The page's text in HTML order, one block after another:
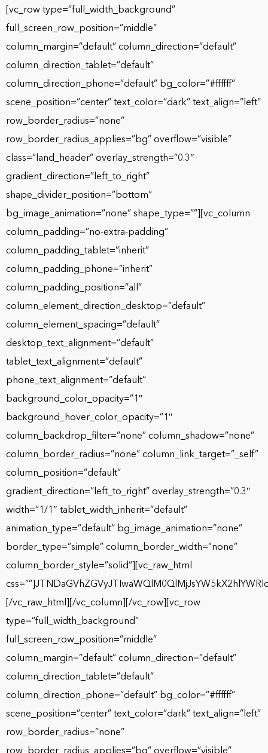
[vc_row type=”full_width_background” full_screen_row_position=”middle” column_margin=”default” column_direction=”default” column_direction_tablet=”default” column_direction_phone=”default” bg_color=”#ffffff” scene_position=”center” text_color=”dark” text_align=”left” row_border_radius=”none” row_border_radius_applies=”bg” overflow=”visible” class=”land_header” overlay_strength=”0.3″ gradient_direction=”left_to_right” shape_divider_position=”bottom” bg_image_animation=”none” shape_type=””][vc_column column_padding=”no-extra-padding” column_padding_tablet=”inherit” column_padding_phone=”inherit” column_padding_position=”all” column_element_direction_desktop=”default” column_element_spacing=”default” desktop_text_alignment=”default” tablet_text_alignment=”default” phone_text_alignment=”default” background_color_opacity=”1″ background_hover_color_opacity=”1″ column_backdrop_filter=”none” column_shadow=”none” column_border_radius=”none” column_link_target=”_self” column_position=”default” gradient_direction=”left_to_right” overlay_strength=”0.3″ width=”1/1″ tablet_width_inherit=”default” animation_type=”default” bg_image_animation=”none” border_type=”simple” column_border_width=”none” column_border_style=”solid”][vc_raw_html css=””]JTNDaGVhZGVyJTIwaWQlM0QlMjJsYW5kX2hlYWRlciUyMiUzRSUwQSUyMCUyMCUzQ2RpdiUyMGNsYXNzJTNEJTIyaW5uJTIyJTNFJTBBJTIwJTIwJTIwJTIwJTNDYSUyMGhyZWYlM0QlMjJodHRwcyUzQSUyRiUyRmxvY2FsZXllc2l0LmNvbSUyRnNhbi1hbnRvbmlvLXZpZGVvLXByb2R1Y3Rpb24tY29tcGFueSUyRiUyMiUyMGNsYXNzJTNEJTIybG9nbyUyMiUzRSUwQSUyMCUyMCUyMCUyMCUyMCUyMCUzQ2ltZyUyMHNyYyUzRCUyMmh0dHBzJTNBJTJGJTJGbG9jYWxleWVzaXQuY29tJTJGd3AtY29udGVudCUyRnVwbG9hZHMlMkYyMDIwJTJGMTElMkZsb2dvLnBuZyUyMiUyMGFsdCUzRCUyMmltYWdlJTIyJTNFJTBBJTIwJTIwJTIwJTIwJTNDJTJGYSUzRSUwQSUyMCUyMCUyMCUyMCUzQ3VsJTNFJTBBJTIwJTIwJTNDbGklM0UlM0NhJTIwaHJlZiUzRCUyMmh0dHBzJTNBJTJGJTJGbG9jYWxleWVzaXQuY29tJTJGc2FuLWFudG9uaW8tdmlkZW8tcHJvZHVjdGlvbi1jb21wYW55JTJGJTIzYWJvdXQlMjIlM0VBYm91dCUyMFVzJTNDJTJGYSUzRSUzQyUyRmxpJTNFJTBBJTIwJTIwJTNDbGklM0UlM0NhJTIwaHJlZiUzRCUyMmh0dHBzJTNBJTJGJTJGbG9jYWxleWVzaXQuY29tJTJGc2FuLWFudG9uaW8tdmlkZW8tcHJvZHVjdGlvbi1jb21wYW55JTJGJTIzdGVzdGltb25pYWxzJTIyJTNFVGVzdGltb25pYWxzJTNDJTJGYSUzRSUzQyUyRmxpJTNFJTBBJTBBJTIwJTIwJTNDbGklMjBjbGFzcyUzRCUyMmhhcy1zdWJtZW51JTIyJTNFJTBBJTIwJTIwJTIwJTIwJTNDYSUyMGhyZWYlM0QlMjJodHRwcyUzQSUyRiUyRmxvY2FsZXllc2l0LmNvbSUyRm91ci1sb2NhdGlvbnMlMkYlMjIlM0VMb2NhdGlvbnMlM0MlMkZhJTNFJTBBJTBBJTIwJTIwJTIwJTIwJTNDdWwlMjBjbGFzcyUzRCUyMnN1Yi1tZW51JTIyJTNFJTBBJTIwJTIwJTIwJTIwJTIwJTIwJTNDbGklM0UlM0NhJTIwaHJlZiUzRCUyMmh0dHBzJTNBJTJGJTJGbG9jYWxleWVzaXQuY29tJTJGYmVzdC12aWRlby1wcm9kdWN0aW9uLWNvbXBhbnktbWlhbWklMkYlMjIlM0VNaWFtaSUzQyUyRmElM0UlM0MlMkZsaSUzRSUwQSUyMCUyMCUyMCUyMCUyMCUyMCUzQ2xpJTNFJTNDYSUyMGhyZWYlM0QlMjJodHRwcyUzQSUyRiUyRmxvY2FsZXllc2l0LmNvbSUyRmJlc3QtdmlkZW8tcHJvZHVjdGlvbi1jb21wYW55LW55YyUyRiUyMiUzRU5ldyUyMFlvcmslM0MlMkZhJTNFJTNDJTJGbGklM0UlMEElMjAlMjAlMjAlMjAlMjAlMjAlM0NsaSUzRSUzQ2ElMjBocmVmJTNEJTIyaHR0cHMlM0ElMkYlMkZsb2NhbGV5ZXNpdC5jb20lMkZsb3MtYW5nZWxlcy12aWRlby1wcm9kdWN0aW9uLWNvbXBhbnklMkYlMjIlM0VMb3MlMjBBbmdlbGVzJTNDJTJGYSUzRSUzQyUyRmxpJTNFJTBBJTIwJTIwJTIwJTIwJTIwJTIwJTNDbGklM0UlM0NhJTIwaHJlZiUzRCUyMmh0dHBzJTNBJTJGJTJGbG9jYWxleWVzaXQuY29tJTJGYmVzdC12aWRlby1wcm9kdWN0aW9uLWNvbXBhbnktYXRsYW50YSUyRiUyMiUzRUF0bGFudGElM0MlMkZhJTNFJTNDJTJGbGklM0UlMEElMjAlMjAlMjAlMjAlMjAlMjAlM0NsaSUzRSUzQ2ElMjBocmVmJTNEJTIyaHR0cHMlM0ElMkYlMkZsb2NhbGV5ZXNpdC5jb20lMkZiZXN0LXZpZGVvLXByb2R1Y3Rpb24tY29tcGFueS1hdXN0aW4lMkYlMjIlM0VBdXN0aW4lM0MlMkZhJTNFJTNDJTJGbGklM0UlMEElMjAlMjAlMjAlMjAlMjAlMjAlM0NsaSUzRSUzQ2ElMjBocmVmJTNEJTIyaHR0cHMlM0ElMkYlMkZsb2NhbGV5ZXNpdC5jb20lMkZiZXN0LXZpZGVvLXByb2R1Y3Rpb24tY29tcGFueS1zYW4tZGllZ28lMkYlMjIlM0VTYW4lMjBEaWVnbyUzQyUyRmElM0UlM0MlMkZsaSUzRSUwQSUyMCUyMCUyMCUyMCUyMCUyMCUzQ2xpJTNFJTNDYSUyMGhyZWYlM0QlMjJodHRwcyUzQSUyRiUyRmxvY2FsZXllc2l0LmNvbSUyRmJlc3QtdmlkZW8tcHJvZHVjdGlvbi1jb21wYW55LWRhbGxhcyUyRiUyMiUzRURhbGxhcyUzQyUyRmElM0UlM0MlMkZsaSUzRSUwQSUyMCUyMCUyMCUyMCUyMCUyMCUzQ2xpJTNFJTNDYSUyMGhyZWYlM0QlMjJodHRwcyUzQSUyRiUyRmxvY2FsZXllc2l0LmNvbSUyRmJlc3QtdmlkZW8tcHJvZHVjdGlvbi1jb21wYW55LWRlbnZlciUyRiUyMiUzRURlbnZlciUzQyUyRmElM0UlM0MlMkZsaSUzRSUwQSUyMCUyMCUyMCUyMCUyMCUyMCUzQ2xpJTNFJTNDYSUyMGhyZWYlM0QlMjJodHRwcyUzQSUyRiUyRmxvY2FsZXllc2l0LmNvbSUyRmJlc3QtdmlkZW8tcHJvZHVjdGlvbi1jb21wYW55LWJvc3RvbiUyRiUyMiUzRUJvc3RvbiUzQyUyRmElM0UlM0MlMkZsaSUzRSUwQSUyMCUyMCUyMCUyMCUyMCUyMCUzQ2xpJTNFJTNDYSUyMGhyZWYlM0QlMjJodHRwcyUzQSUyRiUyRmxvY2FsZXllc2l0LmNvbSUyRndhc2hpbmd0b24tZGMtdmlkZW8tcHJvZHVjdGlvbi1jb21wYW55JTJGJTIyJTNFV2FzaGluZ3RvbiUyMERDJTNDJTJGYSUzRSUzQyUyRmxpJTNFJTBBJTIwJTIwJTIwJTIwJTIwJTIwJTNDbGklM0UlM0NhJTIwaHJlZiUzRCUyMmh0dHBzJTNBJTJGJTJGbG9jYWxleWVzaXQuY29tJTJGYmVzdC12aWRlby1wcm9kdWN0aW9uLWNvbXBhbnktY2hpY2FnbyUyRiUyMiUzRUNoaWNhZ28lM0MlMkZhJTNFJTNDJTJGbGklM0UlMEElMjAlMjAlMjAlMjAlM0MlMkZ1bCUzRSUwQSUyMCUyMCUzQyUyRmxpJTNFJTBBJTBBJTIwJTIwJTNDbGklMjBjbGFzcyUzRCUyMmhhcy1zdWJtZW51JTIyJTNFJTBBJTIwJTIwJTIwJTIwJTNDYSUyMGhyZWYlM0QlMjIlMjMlMjIlM0VJbmR1c3RyaWVzJTNDJTJGYSUzRSUwQSUwQSUyMCUyMCUyMCUyMCUzQ3VsJTIwY2xhc3MlM0QlMjJzdWItbWVudSUyMiUzRSUwQSUyMCUyMCUyMCUyMCUyMCUyMCUzQ2xpJTNFJTNDYSUyMGhyZWYlM0QlMjJodHRwcyUzQSUyRiUyRmxvY2FsZXllc2l0LmNvbSUyRnZpZGVvLXByb2R1Y3Rpb24tZm9yLXRlY2glMkYlMjIlM0VUZWNoJTNDJTJGYSUzRSUzQyUyRmxpJTNFJTBBJTIwJTIwJTIwJTIwJTIwJTIwJTNDbGklM0UlM0NhJTIwaHJlZiUzRCUyMmh0dHBzJTNBJTJGJTJGbG9jYWxleWVzaXQuY29tJTJGdmlkZW8tcHJvZHVjdGlvbi1mb3ItZmluYW5jaWFsLXNlcnZpY2VzJTJGJTIyJTNFRmluYW5jaWFsJTNDJTJGYSUzRSUzQyUyRmxpJTNFJTBBJTIwJTIwJTIwJTIwJTIwJTIwJTNDbGklM0UlM0NhJTIwaHJlZiUzRCUyMmh0dHBzJTNBJTJGJTJGbG9jYWxleWVzaXQuY29tJTJGdmlkZW8tcHJvZHVjdGlvbi1mb3ItaGVhbHRoY2FyZSUyRiUyMiUzRUhlYWx0aGNhcmUlM0MlMkZhJTNFJTNDJTJGbGklM0UlMEElMjAlMjAlMjAlMjAlMjAlMjAlM0NsaSUzRSUzQ2ElMjBocmVmJTNEJTIyaHR0cHMlM0ElMkYlMkZsb2NhbGV5ZXNpdC5jb20lMkZ2aWRlby1wcm9kdWN0aW9uLWZvci1lZHVjYXRpb24lMkYlMjIlM0VFZHVjYXRpb24lM0MlMkZhJTNFJTNDJTJGbGklM0UlMEElMjAlMjAlMjAlMjAlMjAlMjAlM0NsaSUzRSUzQ2ElMjBocmVmJTNEJTIyaHR0cHMlM0ElMkYlMkZsb2NhbGV5ZXNpdC5jb20lMkZ2aWRlby1wcm9kdWN0aW9uLWZvci1yZWFsLWVzdGF0ZSUyRiUyMiUzRVJlYWwlMjBFc3RhdGUlM0MlMkZhJTNFJTNDJTJGbGklM0UlMEElMjAlMjAlMjAlMjAlMjAlMjAlM0NsaSUzRSUzQ2ElMjBocmVmJTNEJTIyaHR0cHMlM0ElMkYlMkZsb2NhbGV5ZXNpdC5jb20lMkZ2aWRlby1wcm9kdWN0aW9uLWZvci1yZXN0YXVyYW50cyUyRiUyMiUzRVJlc3RhdXJhbnQlM0MlMkZhJTNFJTNDJTJGbGklM0UlMEElMjAlMjAlMjAlMjAlMjAlMjAlM0NsaSUzRSUzQ2ElMjBocmVmJTNEJTIyaHR0cHMlM0ElMkYlMkZsb2NhbGV5ZXNpdC5jb20lMkZ2aWRlby1wcm9kdWN0aW9uLWZvci10cmF2ZWwtYnJhbmRzJTJGJTIyJTNFVHJhdmVsJTNDJTJGYSUzRSUzQyUyRmxpJTNFJTBBJTIwJTIwJTIwJTIwJTIwJTIwJTNDbGklM0UlM0NhJTIwaHJlZiUzRCUyMmh0dHBzJTNBJTJGJTJGbG9jYWxleWVzaXQuY29tJTJGdmlkZW8tcHJvZHVjdGlvbi1mb3ItZWNvbW1lcmNlJTJGJTIyJTNFRWNvbW1lcmNlJTNDJTJGYSUzRSUzQyUyRmxpJTNFJTBBJTIwJTIwJTIwJTIwJTIwJTIwJTNDbGklM0UlM0NhJTIwaHJlZiUzRCUyMmh0dHBzJTNBJTJGJTJGbG9jYWxleWVzaXQuY29tJTJGdmlkZW8tcHJvZHVjdGlvbi1mb3Itc3RhcnR1cHMlMkYlMjIlM0VTdGFydHVwJTNDJTJGYSUzRSUzQyUyRmxpJTNFJTBBJTIwJTIwJTIwJTIwJTNDJTJGdWwlM0UlMEElMjAlMjAlM0MlMkZsaSUzRSUwQSUwQSUwQSUzQ2xpJTIwY2xhc3MlM0QlMjJoYXMtc3VibWVudSUyMiUzRSUwQSUyMCUyMCUyMCUyMCUzQ2ElMjBocmVmJTNEJTIyJTIzJTIyJTNFVmlkZW8lMjBUeXBlcyUzQyUyRmElM0UlMEElMEElMjAlMjAlMjAlMjAlM0N1bCUyMGNsYXNzJTNEJTIyc3ViLW1lbnUlMjIlM0UlMEElMjAlMjAlMjAlMjAlMjAlMjAlM0NsaSUzRSUzQ2ElMjBocmVmJTNEJTIyaHR0cHMlM0ElMkYlMkZsb2NhbGV5ZXNpdC5jb20lMkZ2aWRlby10eXBlcyUyRnRlc3RpbW9uaWFsLXZpZGVvLXByb2R1Y3Rpb24lMkYlMjIlM0VUZXN0aW1vbmlhbCUyMFZpZGVvJTNDJTJGYSUzRSUzQyUyRmxpJTNFJTBBJTIwJTIwJTIwJTIwJTIwJTIwJTNDbGklM0UlM0NhJTIwaHJlZiUzRCUyMmh0dHBzJTNBJTJGJTJGbG9jYWxleWVzaXQuY29tJTJGdmlkZW8tdHlwZXMlMkZwcm9kdWN0LXZpZGVvLXByb2R1Y3Rpb24lMkYlMjIlM0VQcm9kdWN0JTIwVmlkZW8lM0MlMkZhJTNFJTNDJTJGbGklM0UlMEElMjAlMjAlMjAlMjAlMjAlMjAlM0NsaSUzRSUzQ2ElMjBocmVmJTNEJTIyaHR0cHMlM0ElMkYlMkZsb2NhbGV5ZXNpdC5jb20lMkZ2aWRlby10eXBlcyUyRmJyYW5kLXZpZGVvLXByb2R1Y3Rpb24lMkYlMjIlM0VCcmFuZCUyMFZpZGVvJTNDJTJGYSUzRSUzQyUyRmxpJTNFJTBBJTIwJTIwJTIwJTIwJTIwJTIwJTNDbGklM0UlM0NhJTIwaHJlZiUzRCUyMmh0dHBzJTNBJTJGJTJGbG9jYWxleWVzaXQuY29tJTJGdmlkZW8tdHlwZXMlMkZjb3Jwb3JhdGUtdmlkZW8tcHJvZHVjdGlvbiUyRiUyMiUzRUNvcnBvcmF0ZSUyMFZpZGVvJTNDJTJGYSUzRSUzQyUyRmxpJTNFJTBBJTIwJTIwJTIwJTIwJTIwJTIwJTNDbGklM0UlM0NhJTIwaHJlZiUzRCUyMmh0dHBzJTNBJTJGJTJGbG9jYWxleWVzaXQuY29tJTJGdmlkZW8tdHlwZXMlMkZleHBsYWluZXItdmlkZW8tcHJvZHVjdGlvbiUyRiUyMiUzRUV4cGxhaW5lciUyMFZpZGVvJTNDJTJGYSUzRSUzQyUyRmxpJTNFJTBBJTIwJTIwJTIwJTIwJTIwJTIwJTNDbGklM0UlM0NhJTIwaHJlZiUzRCUyMmh0dHBzJTNBJTJGJTJGbG9jYWxleWVzaXQuY29tJTJGdmlkZW8tdHlwZXMlMkZlZHVjYXRpb25hbC12aWRlby1wcm9kdWN0aW9uJTJGJTIyJTNFRWR1Y2F0aW9uYWwlMjBWaWRlbyUzQyUyRmElM0UlM0MlMkZsaSUzRSUwQSUyMCUyMCUyMCUyMCUyMCUyMCUzQ2xpJTNFJTNDYSUyMGhyZWYlM0QlMjJodHRwcyUzQSUyRiUyRmxvY2FsZXllc2l0LmNvbSUyRnZpZGVvLXR5cGVzJTJGcHJvbW90aW9uYWwtdmlkZW8tcHJvZHVjdGlvbiUyRiUyMiUzRVByb21vJTIwVmlkZW8lM0MlMkZhJTNFJTNDJTJGbGklM0UlMEElMjAlMjAlMjAlMjAlMjAlMjAlM0NsaSUzRSUzQ2ElMjBocmVmJTNEJTIyaHR0cHMlM0ElMkYlMkZsb2NhbGV5ZXNpdC5jb20lMkZ2aWRlby10eXBlcyUyRmV2ZW50LXZpZGVvLXByb2R1Y3Rpb24lMkYlMjIlM0VFdmVudCUyMFZpZGVvJTNDJTJGYSUzRSUzQyUyRmxpJTNFJTBBJTIwJTIwJTIwJTIwJTIwJTIwJTNDbGklM0UlM0NhJTIwaHJlZiUzRCUyMmh0dHBzJTNBJTJGJTJGbG9jYWxleWVzaXQuY29tJTJGdmlkZW8tdHlwZXMlMkZhbmltYXRpb24tdmlkZW8tcHJvZHVjdGlvbiUyRiUyMiUzRUFuaW1hdGlvbiUyMFZpZGVvJTNDJTJGYSUzRSUzQyUyRmxpJTNFJTBBJTNDbGklM0UlM0NhJTIwaHJlZiUzRCUyMmh0dHBzJTNBJTJGJTJGbG9jYWxleWVzaXQuY29tJTJGdmlkZW8tdHlwZXMlMkZ0ZWFzZXItdmlkZW8tcHJvZHVjdGlvbiUyRiUyMiUzRVRlYXNlciUyMFZpZGVvJTNDJTJGYSUzRSUzQyUyRmxpJTNFJTBBJTNDbGklM0UlM0NhJTIwaHJlZiUzRCUyMmh0dHBzJTNBJTJGJTJGbG9jYWxleWVzaXQuY29tJTJGdmlkZW8tdHlwZXMlMkZ2aWRlby1hZC1wcm9kdWN0aW9uJTJGJTIyJTNFVmlkZW8lMjBBZCUzQyUyRmElM0UlM0MlMkZsaSUzRSUwQSUyMCUyMCUyMCUyMCUzQyUyRnVsJTNFJTBBJTIwJTIwJTNDJTJGbGklM0UlMEElMEElMEElMjAlMjAlM0NsaSUzRSUzQ2ElMjBocmVmJTNEJTIyaHR0cHMlM0ElMkYlMkZsb2NhbGV5ZXNpdC5jb20lMkZibG9nJTJGJTIyJTNFQmxvZyUzQyUyRmElM0UlM0MlMkZsaSUzRSUwQSUzQyUyRnVsJTNFJTBBJTBBJTIwJTNDYSUyMGhyZWYlM0QlMjJodHRwcyUzQSUyRiUyRmxvY2FsZXllc2l0LmNvbSUyRlNhbi1BbnRvbmlvLXZpZGVvLXByb2R1Y3Rpb24tY29tcGFueSUyRiUyMyUyMiUyMGNsYXNzJTNEJTIycXVvdGUlMjBwb3BtYWtlLTE2Mjg5JTIyJTNFR2V0JTIwYSUyMFF1b3RlJTNDJTJGYSUzRSUwQSUyMCUyMCUzQyUyRmRpdiUzRSUwQSUzQyUyRmhlYWRlciUzRSUwQSUwQSUzQ3N0eWxlJTNFJTBBJTJGJTJBJTIwJTNEJTNEJTNEJTNEJTNEJTIwSEVBREVSJTIwTUVOVSUyMEJBU0UlMjAlM0QlM0QlM0QlM0QlM0QlMjAlMkElMkYlMEElMjNsYW5kX2hlYWRlciUy